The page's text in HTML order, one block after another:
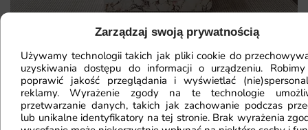
Zarządzaj swoją prywatnością
Używamy technologii takich jak pliki cookie do
uzyskiwania dostępu do informacji o urządzeniu.
poprawić jakość przeglądania i wyświetlać
reklamy. Wyrażenie zgody na te technologie
przetwarzanie danych, takich jak zachowanie podczas
lub unikalne identyfikatory na tej stronie. Brak wyrażenia
Mam ścianę o nietypowym kształcie,
czy da się na niej położyć
fototapetę?